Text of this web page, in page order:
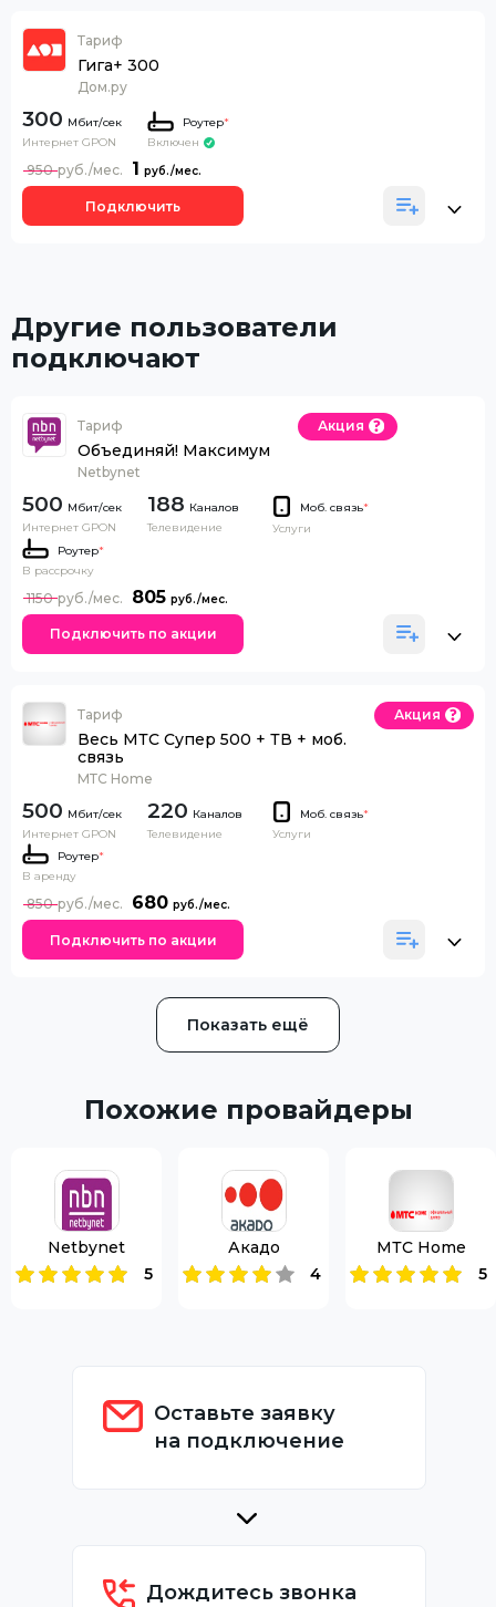
Тариф
Гига+ 300
Дом.ру
300
Интернет GPON
Роутер*
Включен
1
950
Подключить
Другие пользователи
подключают
Тариф
Объединяй! Максимум
Netbynet
Акция
500
Интернет GPON
188 Каналов
Телевидение
Моб. связь*
Услуги
Роутер*
В рассрочку
805
1150
Подключить по акции
Тариф
Весь МТС Супер 500 + ТВ + моб.
связь
МТС Home
Акция
500
Интернет GPON
220 Каналов
Телевидение
Моб. связь*
Услуги
Роутер*
В аренду
680
850
Подключить по акции
Показать ещё
Похожие провайдеры
Netbynet
5
Акадо
4
МТС Home
5
Оставьте заявку
на подключение
Дождитесь звонка